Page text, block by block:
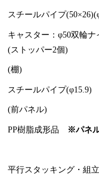
スチールパイプ
キャスター：φ50双輪
(ストッパー2個)
(棚)
スチールパイプ(φ15.9)
(前パネル)
PP樹脂成形品 ※パネ
平行スタッキング・組